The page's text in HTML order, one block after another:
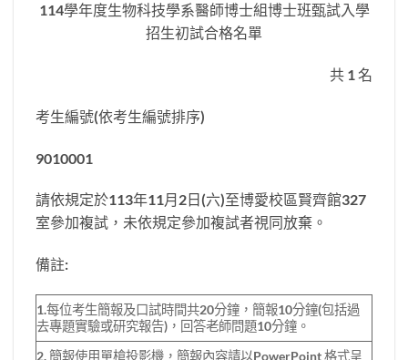
114學年度生物科技學系醫師博士組博士班甄試入學
招生初試合格名單
共 1 名
考生編號(依考生編號排序)
9010001
請依規定於113年11月2日(六)至博愛校區賢齊館327
室參加複試，未依規定參加複試者視同放棄。
備註:
1.每位考生簡報及口試時間共20分鐘，簡報10分鐘(包括過
去專題實驗或研究報告)，回答老師問題10分鐘。
2. 簡報使用單槍投影機，簡報內容請以PowerPoint 格式呈